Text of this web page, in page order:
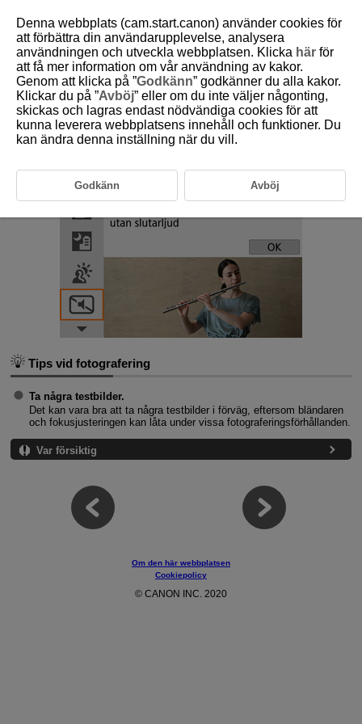
D101-039
Tyst läge
Där det måste vara tyst kan du fotografera utan pipljud eller ljud från
Tips vid fotografering
Ta några testbilder.
Det kan vara bra att ta några testbilder i förväg, eftersom bländaren
och fokusjusteringen kan låta under vissa fotograferingsförhållanden.
Var försiktig
Om den här webbplatsen
Cookiepolicy
© CANON INC. 2020
Denna webbplats (cam.start.canon) använder cookies för
att förbättra din användarupplevelse, analysera
användningen och utveckla webbplatsen. Klicka här för
att få mer information om vår användning av kakor.
Genom att klicka på ”Godkänn” godkänner du alla kakor.
Klickar du på ”Avböj” eller om du inte väljer någonting,
skickas och lagras endast nödvändiga cookies för att
kunna leverera webbplatsens innehåll och funktioner. Du
kan ändra denna inställning när du vill.
Godkänn Avböj